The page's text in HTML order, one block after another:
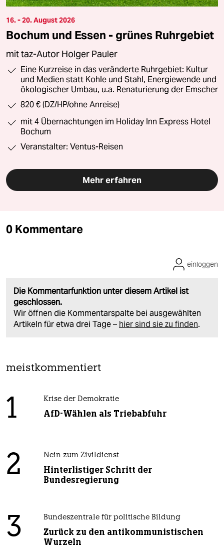
16. - 20. August 2026
Bochum und Essen - grünes Ruhrgebiet
mit taz-Autor Holger Pauler
Eine Kurzreise in das veränderte Ruhrgebiet: Kultur
und Medien statt Kohle und Stahl, Energiewende und
ökologischer Umbau, u.a. Renaturierung der Emscher
820 € (DZ/HP/ohne Anreise)
mit 4 Übernachtungen im Holiday Inn Express Hotel
Bochum
Veranstalter: Ventus-Reisen
Mehr erfahren
0 Kommentare
Die Kommentarfunktion unter diesem Artikel ist
geschlossen.
Wir öffnen die Kommentarspalte bei ausgewählten
Artikeln für etwa drei Tage – hier sind sie zu finden.
einloggen
meistkommentiert
1 Krise der Demokratie
AfD-Wählen als Triebabfuhr
2 Nein zum Zivildienst
Hinterlistiger Schritt der
Bundesregierung
3 Bundeszentrale für politische Bildung
Zurück zu den antikommunistischen
Wurzeln